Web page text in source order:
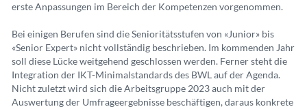
erste Anpassungen im Bereich der Kompetenzen vorgenommen.
Bei einigen Berufen sind die Senioritätsstufen von «Junior» bis
«Senior Expert» nicht vollständig beschrieben. Im kommenden Jahr
soll diese Lücke weitgehend geschlossen werden. Ferner steht die
Integration der IKT-Minimalstandards des BWL auf der Agenda.
Nicht zuletzt wird sich die Arbeitsgruppe 2023 auch mit der
Auswertung der Umfrageergebnisse beschäftigen, daraus konkrete